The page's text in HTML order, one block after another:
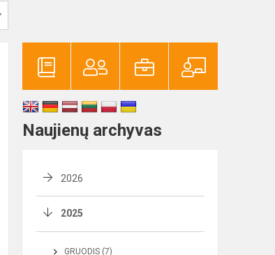
Naujienų archyvas
2026
2025
GRUODIS (7)